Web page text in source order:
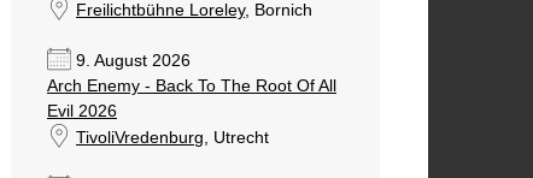
Freilichtbühne Loreley, Bornich
9. August 2026
Arch Enemy - Back To The Root Of All
Evil 2026
TivoliVredenburg, Utrecht